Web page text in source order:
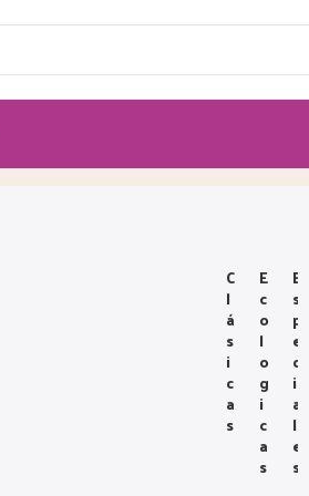
C
L
Á
S
I
C
A
S
E
C
O
L
O
G
I
C
A
S
E
S
P
E
C
I
A
L
E
S